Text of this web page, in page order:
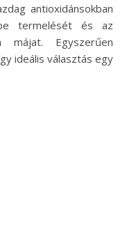
antioxidánsokban
termelését és az
Egyszerűen
ideális választás egy